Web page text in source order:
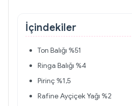
İçindekiler
Ton Balığı %51
Ringa Balığı %4
Pirinç %1,5
Rafine Ayçiçek Yağı %2